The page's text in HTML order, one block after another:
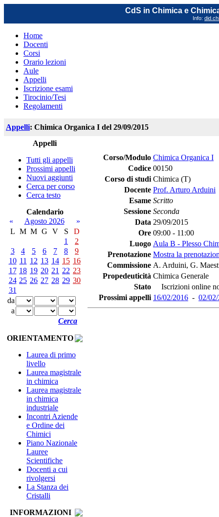
CdS in Chimica e
Info:
Home
Docenti
Corsi
Orario lezioni
Aule
Appelli
Iscrizione esami
Tirocinio/Tesi
Regolamenti
Appelli: Chimica Organica I del 29/09/2015
Appelli
Tutti gli appelli
Prossimi appelli
Nuovi aggiunti
Cerca per corso
Cerca testo
Calendario
«
Agosto 2026
»
L M M G V S
D
1
2
3
4 5 6 7 8
9
10 11 12 13 14 15 16
17 18 19 20 21 22 23
24 25 26 27 28 29 30
31
da
a
Cerca
ORIENTAMENTO
Laurea di primo
livello
Laurea magistrale
in chimica
Laurea magistrale
in chimica
industriale
Incontri Aziende
e Ordine dei
Chimici
Piano Nazionale
Lauree
Scientifiche
Docenti a cui
rivolgersi
La Stanza dei
Cristalli
INFORMAZIONI
Corso/Modulo Chimica Organica I
Codice 00150
Corso di studi Chimica (T)
Docente Prof. Arturo Arduini
Esame Scritto
Sessione Seconda
Data 29/09/2015
Ore 09:00 - 11:00
Luogo Aula B - Plesso
Prenotazione Mostra la
Commissione A. Arduini, G.
Propedeuticità Chimica Generale
Stato
Iscrizioni online
Prossimi appelli 16/02/2016 - 02/